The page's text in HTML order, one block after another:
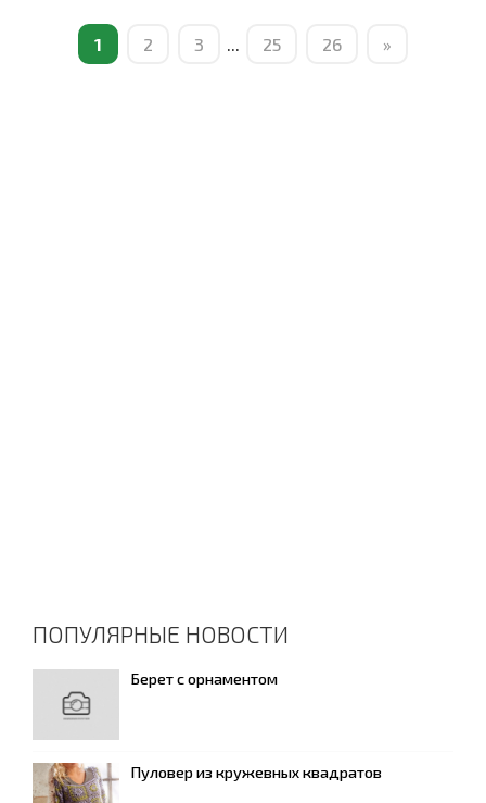
1 2 3 ... 25 26 »
ПОПУЛЯРНЫЕ НОВОСТИ
Берет с орнаментом
Пуловер из кружевных квадратов